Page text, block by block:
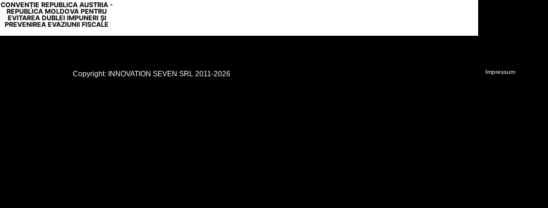
CONVENȚIE REPUBLICA AUSTRIA -
REPUBLICA MOLDOVA PENTRU
EVITAREA DUBLEI IMPUNERI ȘI
PREVENIREA EVAZIUNII FISCALE
Copyright: INNOVATION SEVEN SRL 2011-2026 Impressum